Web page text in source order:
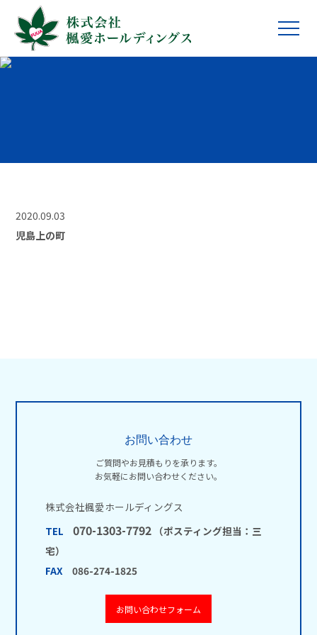
2020.09.03
児島上の町
お問い合わせ
ご質問やお見積もりを承ります。
お気軽にお問い合わせください。
株式会社楓愛ホールディングス
TEL
070-1303-7792 （ポスティング担当：三
宅）
FAX
086-274-1825
お問い合わせフォーム